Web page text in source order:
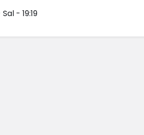
- 19:19